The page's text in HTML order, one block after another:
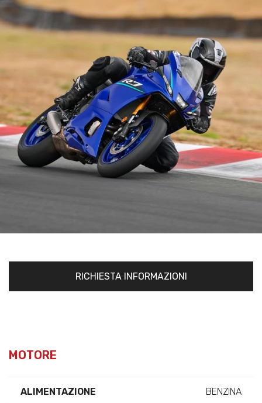
RICHIESTA INFORMAZIONI
MOTORE
ALIMENTAZIONE BENZINA